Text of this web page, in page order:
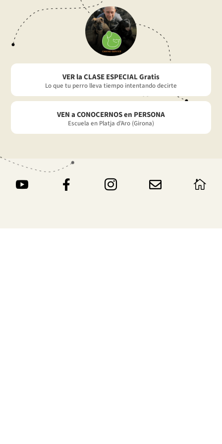
VER la CLASE ESPECIAL Gratis
Lo que tu perro lleva tiempo intentando decirte
VEN a CONOCERNOS en PERSONA
Escuela en Platja d’Aro (Girona)
    